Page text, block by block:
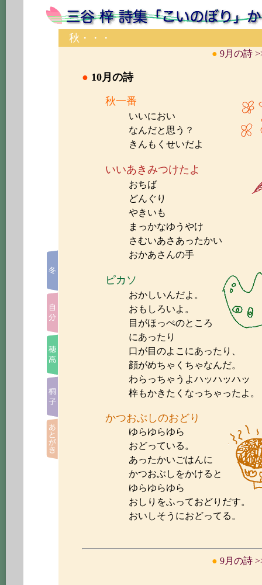
秋・・・
● 9月の詩
● 10月の詩
秋一番
いいにおい
なんだと思う？
きんもくせいだよ
いいあきみつけたよ
おちば
どんぐり
やきいも
まっかなゆうやけ
さむいあさあったかい
おかあさんの手
ピカソ
おかしいんだよ。
おもしろいよ。
目がほっぺのところ
にあったり
口が目のよこにあったり、
顔がめちゃくちゃなんだ。
わらっちゃうよハッハッハッ
梓もかきたくなっちゃったよ。
かつおぶしのおどり
ゆらゆらゆら
おどっている。
あったかいごはんに
かつおぶしをかけると
ゆらゆらゆら
おしりをふっておどりだす。
おいしそうにおどってる。
● 9月の詩